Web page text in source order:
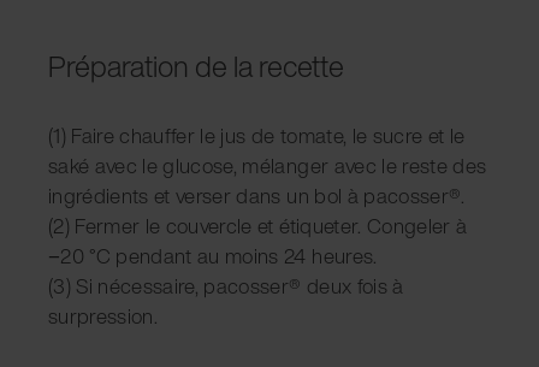
Préparation de la recette
(1) Faire chauffer le jus de tomate, le sucre et le
saké avec le glucose, mélanger avec le reste des
ingrédients et verser dans un bol à pacosser®.
(2) Fermer le couvercle et étiqueter. Congeler à
−20 °C pendant au moins 24 heures.
(3) Si nécessaire, pacosser® deux fois à
surpression.